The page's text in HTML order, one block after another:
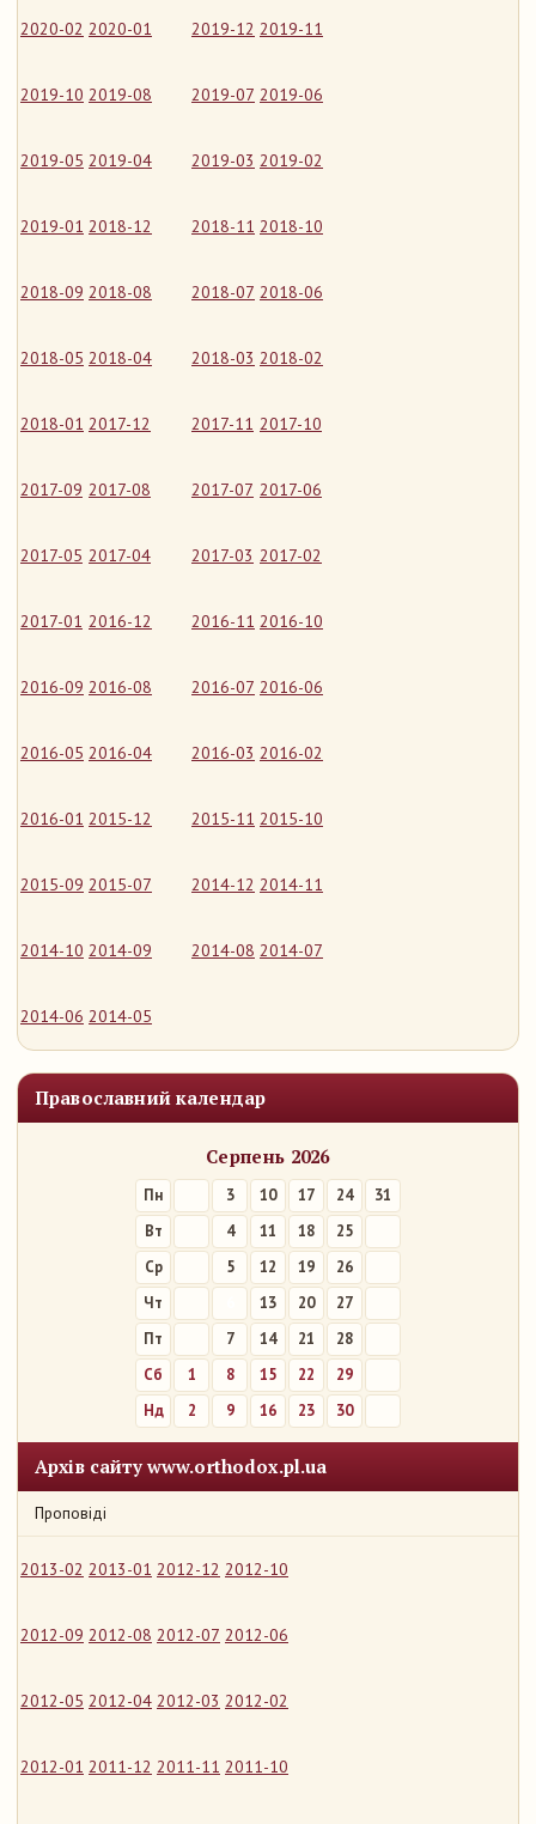
2020-02 2020-01 2019-12 2019-11
2019-10 2019-08 2019-07 2019-06
2019-05 2019-04 2019-03 2019-02
2019-01 2018-12 2018-11 2018-10
2018-09 2018-08 2018-07 2018-06
2018-05 2018-04 2018-03 2018-02
2018-01 2017-12 2017-11 2017-10
2017-09 2017-08 2017-07 2017-06
2017-05 2017-04 2017-03 2017-02
2017-01 2016-12 2016-11 2016-10
2016-09 2016-08 2016-07 2016-06
2016-05 2016-04 2016-03 2016-02
2016-01 2015-12 2015-11 2015-10
2015-09 2015-07 2014-12 2014-11
2014-10 2014-09 2014-08 2014-07
2014-06 2014-05
Православний календар
Серпень 2026
Пн 3 10 17 24
31
Вт
4 11 18
25
Ср
5 12 19
26
Чт
13 20
27
Пт
7 14 21
28
Сб
1 8 15 22
29
Нд
2 9 16 23 30
Архів сайту www.orthodox.pl.ua
Проповіді
2013-02 2013-01 2012-12 2012-10
2012-09 2012-08 2012-07 2012-06
2012-05 2012-04 2012-03 2012-02
2012-01 2011-12 2011-11 2011-10